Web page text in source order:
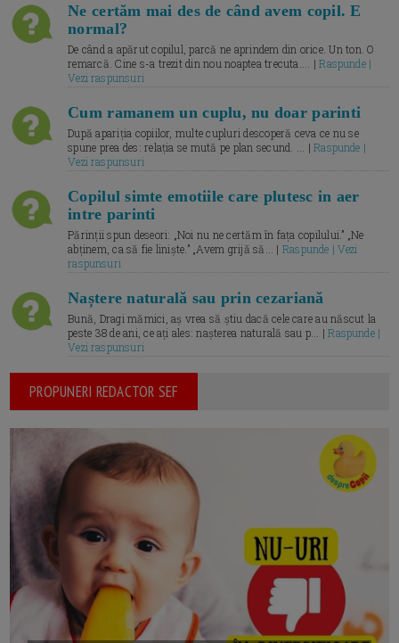
Ne certăm mai des de când avem copil. E
normal?
De când a apărut copilul, parcă ne aprindem din orice. Un ton. O
remarcă. Cine s-a trezit din nou noaptea trecuta.... |Raspunde |
Vezi raspunsuri
Cum ramanem un cuplu, nu doar parinti
După apariția copiilor, multe cupluri descoperă ceva ce nu se
spune prea des: relația se mută pe plan secund. ... |Raspunde |
Vezi raspunsuri
Copilul simte emotiile care plutesc in aer
intre parinti
Părinții spun deseori: „Noi nu ne certăm în fața copilului.” „Ne
abținem, ca să fie liniște.” „Avem grijă să... | Raspunde | Vezi
raspunsuri
Naștere naturală sau prin cezariană
Bună, Dragi mămici, aș vrea să știu dacă cele care au născut la
peste 38 de ani, ce ați ales: nașterea naturală sau p... |Raspunde |
Vezi raspunsuri
PROPUNERI REDACTOR SEF